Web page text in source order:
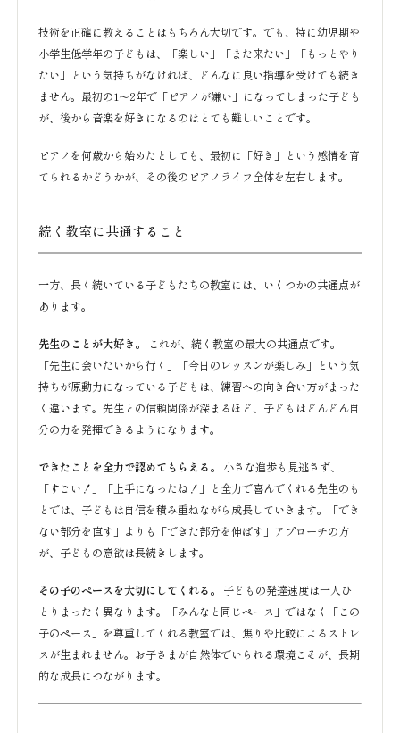
技術を正確に教えることはもちろん大切です。でも、特に幼児期や
小学生低学年の子どもは、「楽しい」「また来たい」「もっとやり
たい」という気持ちがなければ、どんなに良い指導を受けても続き
ません。最初の1〜2年で「ピアノが嫌い」になってしまった子ども
が、後から音楽を好きになるのはとても難しいことです。
ピアノを何歳から始めたとしても、最初に「好き」という感情を育
てられるかどうかが、その後のピアノライフ全体を左右します。
続く教室に共通すること
一方、長く続いている子どもたちの教室には、いくつかの共通点が
あります。
先生のことが大好き。
これが、続く教室の最大の共通点です。
「先生に会いたいから行く」「今日のレッスンが楽しみ」という気
持ちが原動力になっている子どもは、練習への向き合い方がまった
く違います。先生との信頼関係が深まるほど、子どもはどんどん自
分の力を発揮できるようになります。
できたことを全力で認めてもらえる。
小さな進歩も見逃さず、
「すごい！」「上手になったね！」と全力で喜んでくれる先生のも
とでは、子どもは自信を積み重ねながら成長していきます。「でき
ない部分を直す」よりも「できた部分を伸ばす」アプローチの方
が、子どもの意欲は長続きします。
その子のペースを大切にしてくれる。
子どもの発達速度は一人ひ
とりまったく異なります。「みんなと同じペース」ではなく「この
子のペース」を尊重してくれる教室では、焦りや比較によるストレ
スが生まれません。お子さまが自然体でいられる環境こそが、長期
的な成長につながります。